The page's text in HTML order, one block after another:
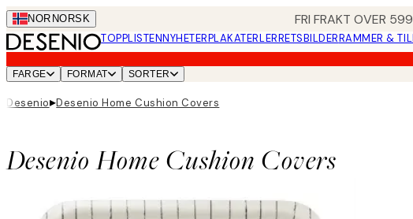
Skip
to
main
content.
NOR NORSK FRI FRAKT OVER
TOPPLISTENNYHETERPLAKATERLERRETSBILDERRAMMER &
FARGE FORMAT SORTER
Desenio▸Desenio Home Cushion Covers
Desenio Home Cushion Covers